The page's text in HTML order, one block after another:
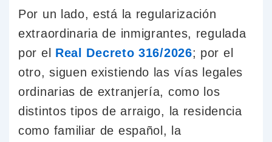
Por un lado, está la regularización
extraordinaria de inmigrantes, regulada
por el Real Decreto 316/2026; por el
otro, siguen existiendo las vías legales
ordinarias de extranjería, como los
distintos tipos de arraigo, la residencia
como familiar de español, la